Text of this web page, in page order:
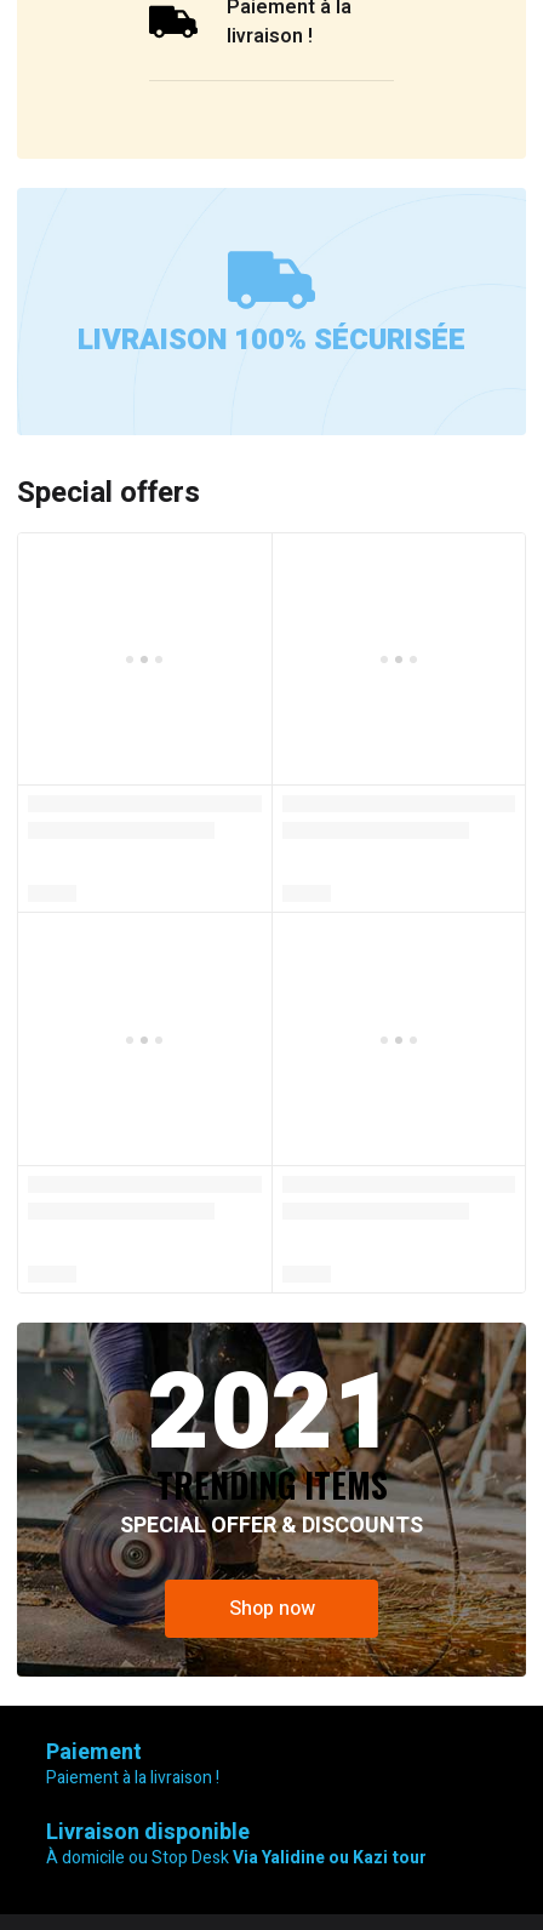
Paiement à la
livraison !
LIVRAISON 100% SÉCURISÉE
Special offers
2021
TRENDING ITEMS
SPECIAL OFFER & DISCOUNTS
Shop now
Paiement
Paiement à la livraison !
Livraison disponible
À domicile ou Stop DeskVia Yalidine ou Kazi tour